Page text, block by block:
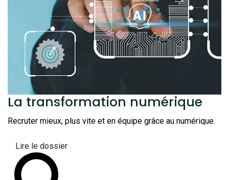
La transformation numérique
Recruter mieux, plus vite et en équipe grâce au numérique.
Lire le dossier